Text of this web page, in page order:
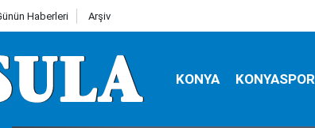
Haberleri Arşiv
KONYA KONYASPOR